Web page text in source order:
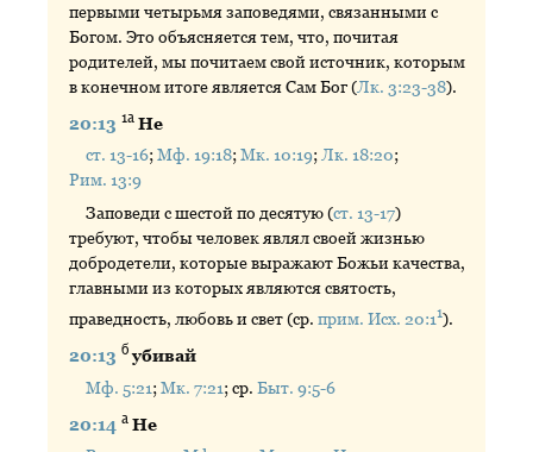
первыми четырьмя заповедями, связанными с
Богом. Это объясняется тем, что, почитая
родителей, мы почитаем свой источник, которым
в конечном итоге является Сам Бог (Лк. 3:23-38).
20:131а Не
ст. 13-16;Мф. 19:18;Мк. 10:19;Лк. 18:20;
Рим. 13:9
Заповеди с шестой по десятую (ст. 13-17)
требуют, чтобы человек являл своей жизнью
добродетели, которые выражают Божьи качества,
главными из которых являются святость,
праведность, любовь и свет (ср.прим. Исх. 20:11).
20:13б убивай
Мф. 5:21;Мк. 7:21; ср.Быт. 9:5-6
20:14а Не